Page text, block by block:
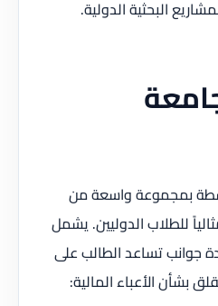
البحثية الدولية.
بمجموعة واسعة من
للطلاب الدوليين. يشمل
جوانب تساعد الطالب على
بشأن الأعباء المالية: